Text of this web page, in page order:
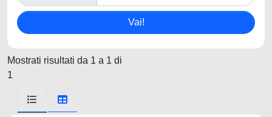
Mostrati risultati da 1 a 1 di
1